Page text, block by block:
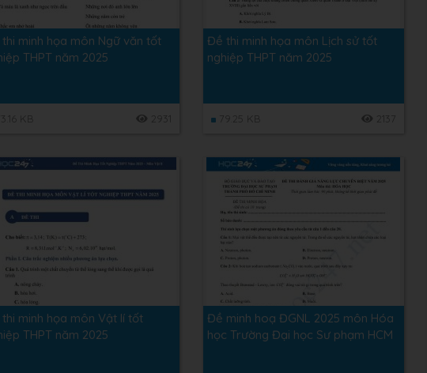
minh họa môn Ngữ văn tốt
THPT năm 2025
KB 2931
Đề thi minh họa môn Lịch sử tốt
nghiệp THPT năm 2025
79.25 KB 2137
minh họa môn Vật lí tốt
THPT năm 2025
Đề minh hoạ ĐGNL 2025 môn Hóa
học Trường Đại học Sư phạm HCM